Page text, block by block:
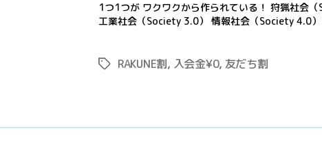
1つ1つが ワクワクから作られている！ 狩猟社会
工業社会（Society 3.0） 情報社会（Society 4.0
RAKUNE割, 入会金¥0, 友だち割